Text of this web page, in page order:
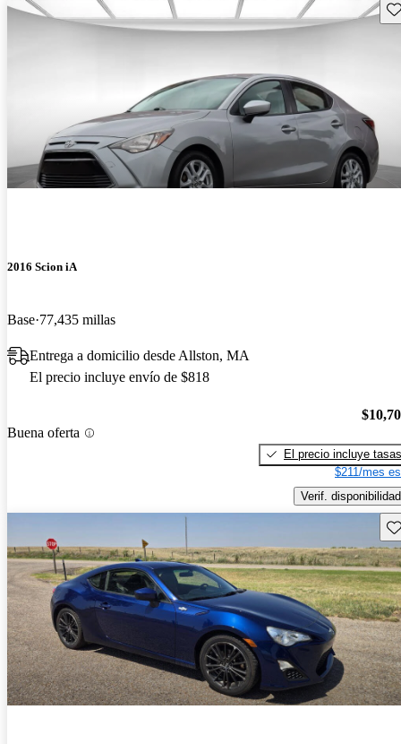
2016 Scion iA
Base 77,435 millas
Entrega a domicilio desde Allston, MA
El precio incluye envío de $818
Buena oferta
El precio incluye tasas
$211/mes
Verif. disponibilidad